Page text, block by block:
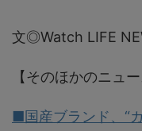
文◎Watch LIFE
【そのほかのニュ
■国産ブランド、“